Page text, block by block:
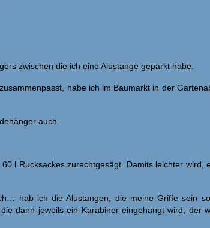
zwischen die ich eine Alustange geparkt habe.
habe ich im Baumarkt in der
auch.
l Rucksackes zurechtgesägt. Damits leichter
hab ich die Alustangen, die meine Griffe sein
dann jeweils ein Karabiner eingehängt wird,